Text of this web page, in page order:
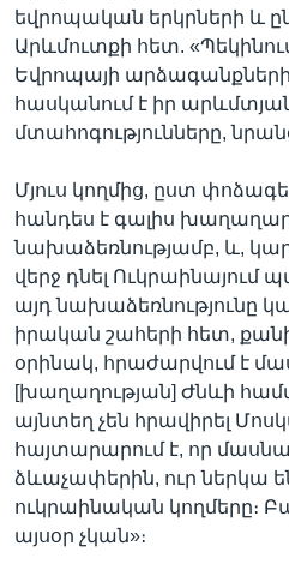
եվրոպական երկրների և
Արևմուտքի հետ.
Եվրոպայի
հասկանում է իր
մտահոգությունները,
Մյուս կողմից, ըստ
հանդես է գալիս
նախաձեռնությամբ, և,
վերջ դնել Ուկրաինայում
այդ նախաձեռնությունը
իրական շահերի հետ,
օրինակ, հրաժարվում է
[խաղաղության] Ժնևի
այնտեղ չեն հրավիրել
հայտարարում է, որ
ձևաչափերին, ուր ներկա
ուկրաինական կողմերը։
այսօր չկան»։